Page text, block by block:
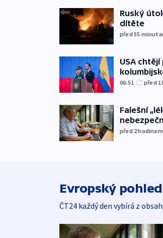
Ruský
dítěte
před 55
USA
06:51 před 1
Falešní
před 2
Evropský pohled
ČT24 každý den vybírá z